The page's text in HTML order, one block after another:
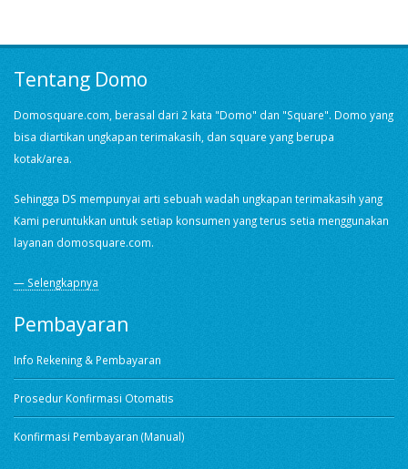
Tentang Domo
Domosquare.com, berasal dari 2 kata "Domo" dan "Square". Domo yang
bisa diartikan ungkapan terimakasih, dan square yang berupa
kotak/area.
Sehingga DS mempunyai arti sebuah wadah ungkapan terimakasih yang
Kami peruntukkan untuk setiap konsumen yang terus setia menggunakan
layanan domosquare.com.
— Selengkapnya
Pembayaran
Info Rekening & Pembayaran
Prosedur Konfirmasi Otomatis
Konfirmasi Pembayaran (Manual)